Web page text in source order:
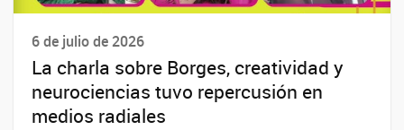
6 de julio de 2026
La charla sobre Borges, creatividad y
neurociencias tuvo repercusión en
medios radiales